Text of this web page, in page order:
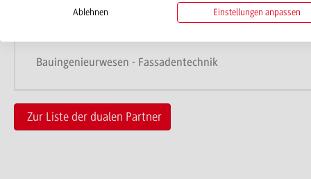
Studienangebote
Bauingenieurwesen - Fassadentechnik
Zur Liste der dualen Partner
Ablehnen Einstellungen anpassen